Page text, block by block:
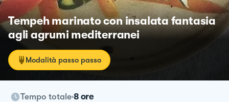
Tempeh marinato con insalata fantasia
agli agrumi mediterranei
Modalità passo passo
Tempo totale 8 ore